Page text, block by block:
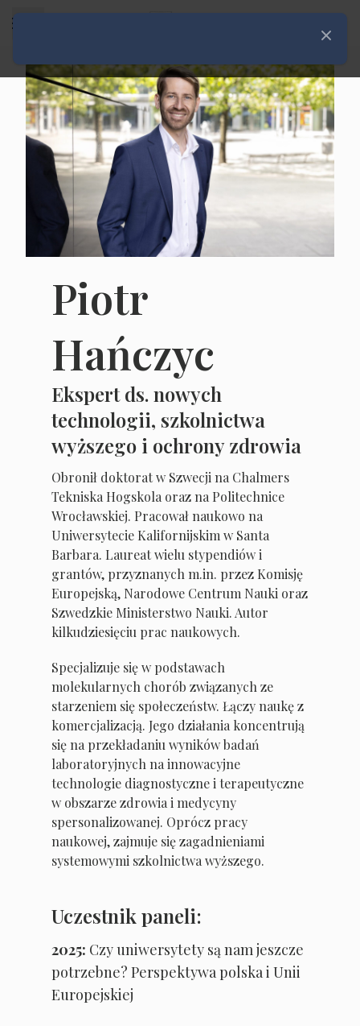
Piotr
Hańczyc
Ekspert ds. nowych
technologii, szkolnictwa
wyższego i ochrony zdrowia
Obronił doktorat w Szwecji na Chalmers
Tekniska Hogskola oraz na Politechnice
Wrocławskiej. Pracował naukowo na
Uniwersytecie Kalifornijskim w Santa
Barbara. Laureat wielu stypendiów i
grantów, przyznanych m.in. przez Komisję
Europejską, Narodowe Centrum Nauki oraz
Szwedzkie Ministerstwo Nauki. Autor
kilkudziesięciu prac naukowych.
Specjalizuje się w podstawach
molekularnych chorób związanych ze
starzeniem się społeczeństw. Łączy naukę z
komercjalizacją. Jego działania koncentrują
się na przekładaniu wyników badań
laboratoryjnych na innowacyjne
technologie diagnostyczne i terapeutyczne
w obszarze zdrowia i medycyny
spersonalizowanej. Oprócz pracy
naukowej, zajmuje się zagadnieniami
systemowymi szkolnictwa wyższego.
Uczestnik paneli:
2025: Czy uniwersytety są nam jeszcze
potrzebne? Perspektywa polska i Unii
Europejskiej
Zamknij